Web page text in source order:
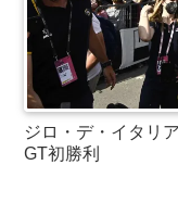
ジロ・デ・イタリ
GT初勝利